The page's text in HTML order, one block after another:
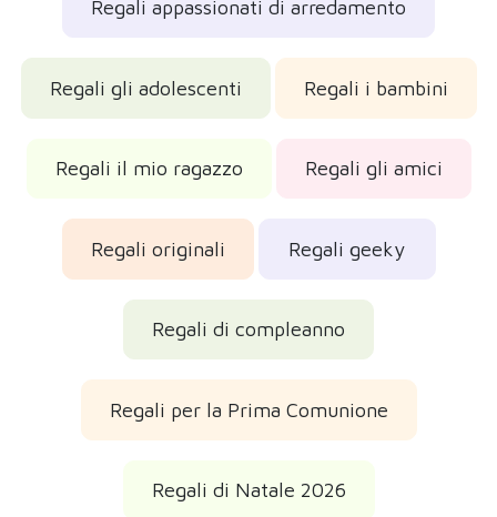
Regali appassionati di arredamento
Regali gli adolescenti Regali i bambini
Regali il mio ragazzo Regali gli amici
Regali originali Regali geeky
Regali di compleanno
Regali per la Prima Comunione
Regali di Natale 2026